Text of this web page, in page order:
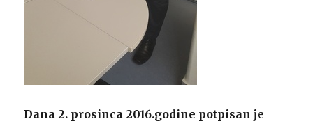
Dana 2. prosinca 2016.godine potpisan je